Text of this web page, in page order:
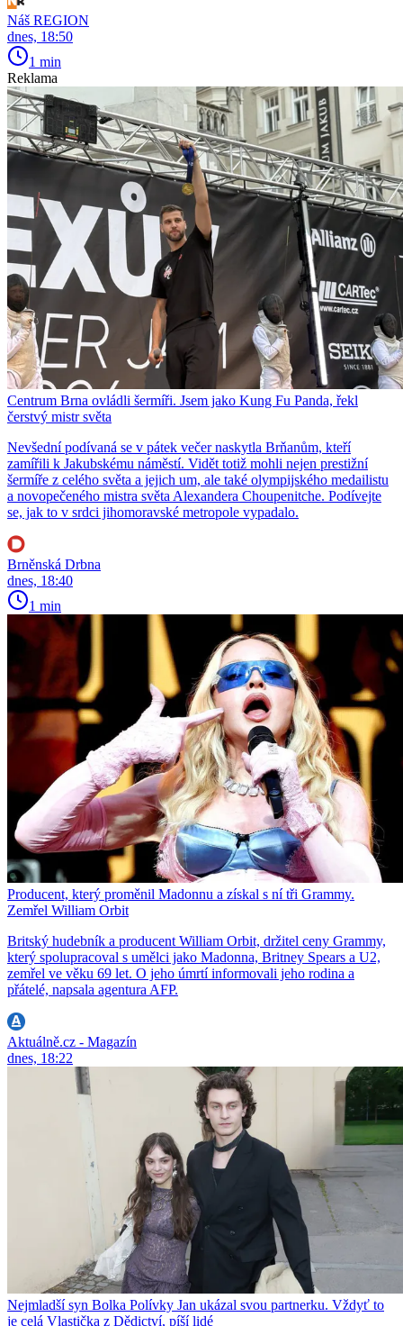
Náš REGION
dnes, 18:50
1 min
Reklama
Centrum Brna ovládli šermíři. Jsem jako Kung Fu Panda, řekl
čerstvý mistr světa
Nevšední podívaná se v pátek večer naskytla Brňanům, kteří
zamířili k Jakubskému náměstí. Vidět totiž mohli nejen prestižní
šermíře z celého světa a jejich um, ale také olympijského medailistu
a novopečeného mistra světa Alexandera Choupenitche. Podívejte
se, jak to v srdci jihomoravské metropole vypadalo.
Brněnská Drbna
dnes, 18:40
1 min
Producent, který proměnil Madonnu a získal s ní tři Grammy.
Zemřel William Orbit
Britský hudebník a producent William Orbit, držitel ceny Grammy,
který spolupracoval s umělci jako Madonna, Britney Spears a U2,
zemřel ve věku 69 let. O jeho úmrtí informovali jeho rodina a
přátelé, napsala agentura AFP.
Aktuálně.cz - Magazín
dnes, 18:22
Nejmladší syn Bolka Polívky Jan ukázal svou partnerku. Vždyť to
je celá Vlastička z Dědictví, píší lidé